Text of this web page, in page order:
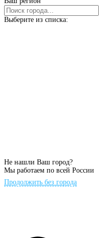
Выберите из списка:
Не нашли Ваш город?
Мы работаем по всей России
Продолжить без города